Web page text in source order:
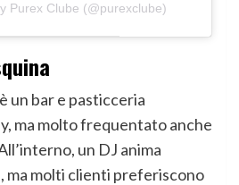
Purex Clube (@purexclube)
un bar e pasticceria
ma molto frequentato anche
un DJ anima
ma molti clienti preferiscono